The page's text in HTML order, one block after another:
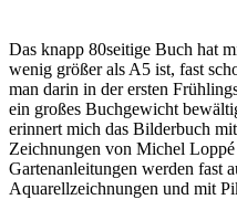
Das knapp 80seitige Buch hat
wenig größer als A5 ist, fast
man darin in der ersten
ein großes Buchgewicht
erinnert mich das Bilderbuch
Zeichnungen von Michel
Gartenanleitungen werden fast
Aquarellzeichnungen und mit